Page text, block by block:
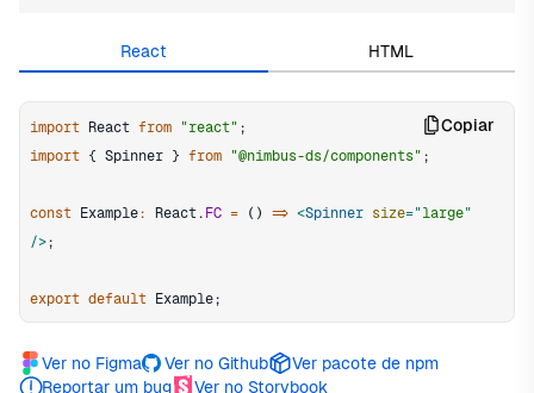
React HTML
import React from "react" ;
import { Spinner } from "@nimbus-ds/components" ;
const Example: React. FC = ( ) => <Spinner size="large"
/>;
export default Example;
Copiar
Ver no Figma Ver no Github
Ver pacote de npm
Reportar um bug
Ver no Storybook